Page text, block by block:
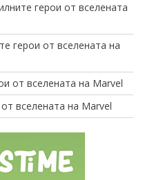
герои от вселената
герои от вселената на
от вселената на Marvel
вселената на Marvel